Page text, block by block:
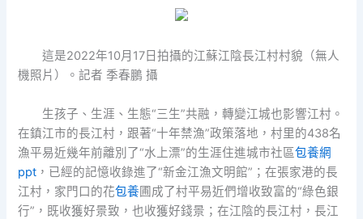
這是2022年10月17日拍攝的江蘇江陰長江村村貌（無人
機照片）。記者 季春鵬 攝
生孩子、生涯、生態“三生”共融，轉變江城也影響江村。
在鎮江市的長江村，跟著“十年禁漁”政策落地，村里的438名
漁平易近幾年前離別了“水上漂”的生涯住進城市社區包養網
ppt ，已經的記憶收錄進了“新金江漁文明館”；在張家港的長
江村，家門口的花包養圃成了村平易近們增收致富的“綠色銀
行”，既收獲好景致，也收獲好錢景；在江陰的長江村，長江